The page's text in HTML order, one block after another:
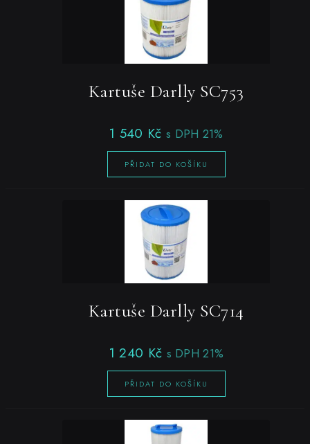
Kartuše Darlly SC753
1 540 Kč s DPH 21%
PŘIDAT DO KOŠÍKU
Kartuše Darlly SC714
1 240 Kč s DPH 21%
PŘIDAT DO KOŠÍKU